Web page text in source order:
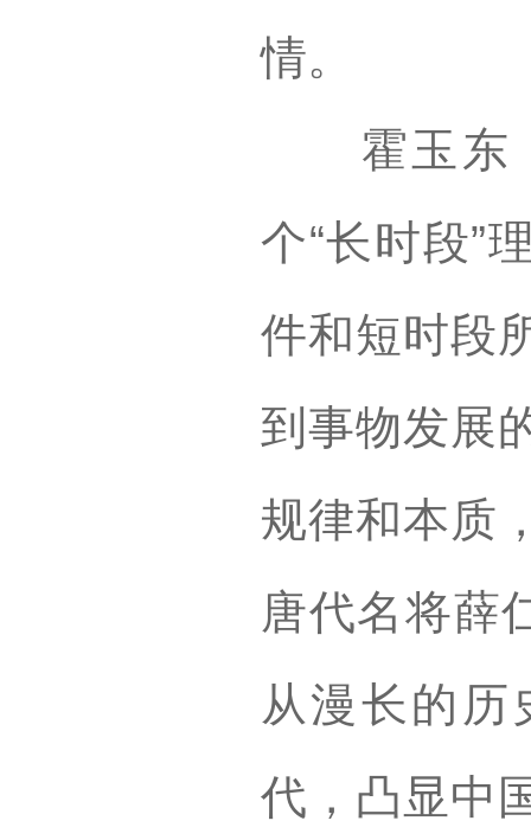
情。
霍玉东：
个“长时段”
件和短时段
到事物发展
规律和本质
唐代名将薛
从漫长的历
代，凸显中